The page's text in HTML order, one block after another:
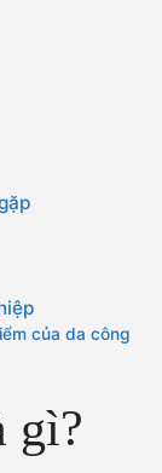
của da công
gì?